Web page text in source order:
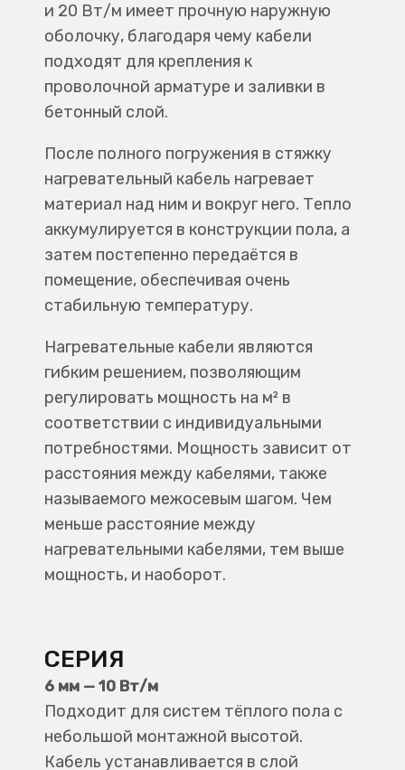
и 20 Вт/м имеет прочную наружную
оболочку, благодаря чему кабели
подходят для крепления к
проволочной арматуре и заливки в
бетонный слой.
После полного погружения в стяжку
нагревательный кабель нагревает
материал над ним и вокруг него. Тепло
аккумулируется в конструкции пола, а
затем постепенно передаётся в
помещение, обеспечивая очень
стабильную температуру.
Нагревательные кабели являются
гибким решением, позволяющим
регулировать мощность на м² в
соответствии с индивидуальными
потребностями. Мощность зависит от
расстояния между кабелями, также
называемого межосевым шагом. Чем
меньше расстояние между
нагревательными кабелями, тем выше
мощность, и наоборот.
СЕРИЯ
6 мм — 10 Вт/м
Подходит для систем тёплого пола с
небольшой монтажной высотой.
Кабель устанавливается в слой